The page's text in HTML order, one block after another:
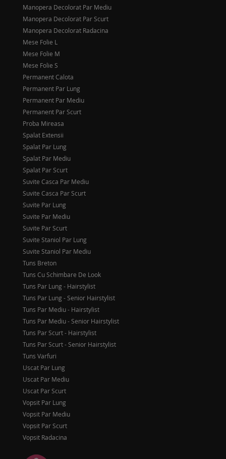
Manopera Decolorat Par Mediu
Manopera Decolorat Par Scurt
Manopera Decolorat Radacina
Mese Folie L
Mese Folie M
Mese Folie S
Permanent Calota
Permanent Par Lung
Permanent Par Mediu
Permanent Par Scurt
Proba Mireasa
Spalat Extensii
Spalat Par Lung
Spalat Par Mediu
Spalat Par Scurt
Suvite Casca Par Mediu
Suvite Casca Par Scurt
Suvite Par Lung
Suvite Par Mediu
Suvite Par Scurt
Suvite Staniol Par Lung
Suvite Staniol Par Mediu
Tuns Breton
Tuns Cu Schimbare De Look
Tuns Par Lung - Hairstylist
Tuns Par Lung - Senior Hairstylist
Tuns Par Mediu - Hairstylist
Tuns Par Mediu - Senior Hairstylist
Tuns Par Scurt - Hairstylist
Tuns Par Scurt - Senior Hairstylist
Tuns Varfuri
Uscat Par Lung
Uscat Par Mediu
Uscat Par Scurt
Vopsit Par Lung
Vopsit Par Mediu
Vopsit Par Scurt
Vopsit Radacina